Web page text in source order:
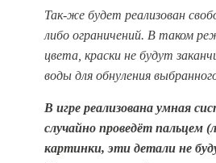
Так-же будет реализован
либо ограничений. В таком
цвета, краски не будут
воды для обнуления
В игре реализована умная
случайно проведёт
картинки, эти детали не